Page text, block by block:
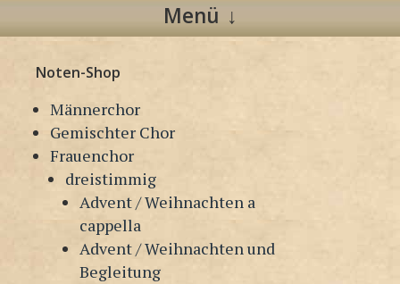
Menü
Inhalt
springen
Noten-Shop
Männerchor
Gemischter Chor
Frauenchor
dreistimmig
Advent / Weihnachten a
cappella
Advent / Weihnachten und
Begleitung